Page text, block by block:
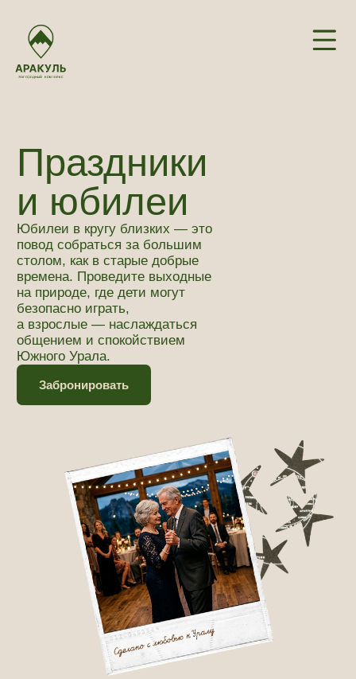
и юбилеи
Юбилеи в кругу близких — это
повод собраться за большим
столом, как в старые добрые
времена. Проведите выходные
на природе, где дети могут
а взрослые — наслаждаться
общением и спокойствием
Южного Урала.
Забронировать